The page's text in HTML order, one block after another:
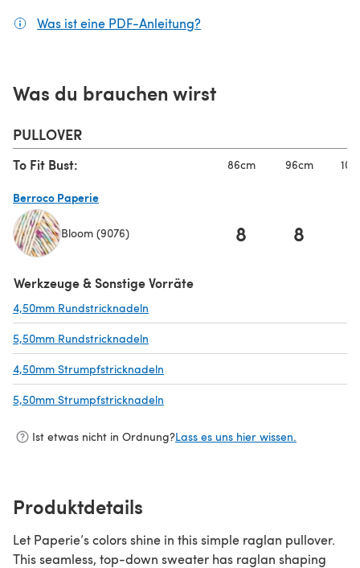
Was ist eine PDF-Anleitung?
Was du brauchen wirst
PULLOVER
To Fit Bust: 86cm 96cm
Berroco Paperie
Bloom (9076) 8 8
Werkzeuge & Sonstige Vorräte
4,50mm Rundstricknadeln
5,50mm Rundstricknadeln
4,50mm Strumpfstricknadeln
5,50mm Strumpfstricknadeln
Ist etwas nicht in Ordnung?Lass es uns hier wissen.
Produktdetails
Let Paperie’s colors shine in this simple raglan pullover.
This seamless, top-down sweater has raglan shaping